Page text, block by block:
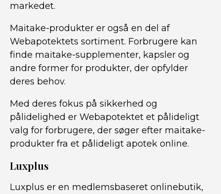
markedet.
Maitake-produkter er også en del af
Webapotektets sortiment. Forbrugere kan
finde maitake-supplementer, kapsler og
andre former for produkter, der opfylder
deres behov.
Med deres fokus på sikkerhed og
pålidelighed er Webapotektet et pålideligt
valg for forbrugere, der søger efter maitake-
produkter fra et pålideligt apotek online.
Luxplus
Luxplus er en medlemsbaseret onlinebutik,